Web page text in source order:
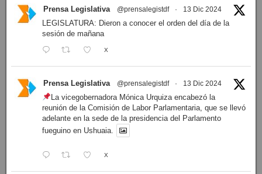
Prensa Legislativa @prensalegistdf · 13 Dic 2024
LEGISLATURA: Dieron a conocer el orden del día de la
sesión de mañana
X
Prensa Legislativa @prensalegistdf · 13 Dic 2024
La vicegobernadora Mónica Urquiza encabezó la
reunión de la Comisión de Labor Parlamentaria, que se llevó
adelante en la sede de la presidencia del Parlamento
fueguino en Ushuaia.
X